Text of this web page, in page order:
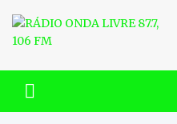
content
RÁDIO ONDA
FM